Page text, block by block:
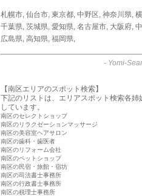
札幌市, 仙台市, 東京都, 中野区, 神奈川県,
千葉県, 茨城県, 愛知県, 名古屋市, 大阪府,
広島県, 高知県, 福岡県,
- Yomi-
【南区エリアのスポット検索】
下記のリストは、エリアスポット検索各
しています。
南区のセレクトショップ
南区のリラクゼーションマッサージ
南区の美容室ヘアサロン
南区の歯科・歯医者
南区のリフォーム会社
南区のペットショップ
南区の民宿・旅館・宿坊
南区の司法書士事務所
南区の行政書士事務所
南区の税理士事務所